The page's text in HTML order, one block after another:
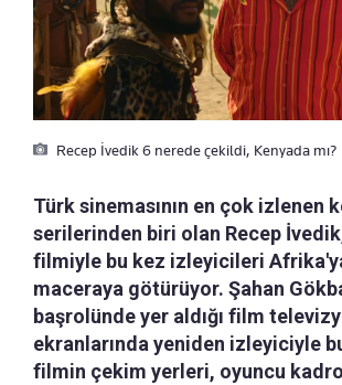
Recep İvedik 6 nerede çekildi, Kenyada mı?
Türk sinemasının en çok izlenen
serilerinden biri olan Recep
filmiyle bu kez izleyicileri
maceraya götürüyor. Şahan
başrolünde yer aldığı film
ekranlarında yeniden izleyiciyle
filmin çekim yerleri, oyuncu